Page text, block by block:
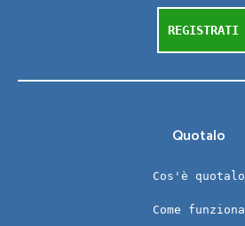
REGISTRATI
Quotalo
Cos'è quotalo
Come funziona